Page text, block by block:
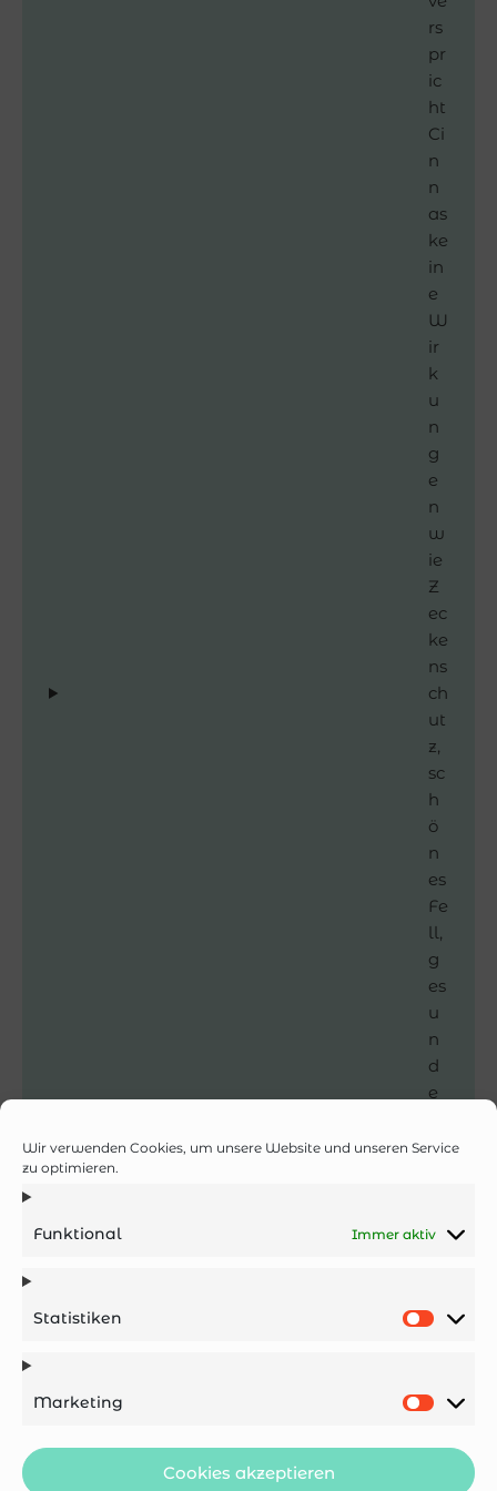
Wir verwenden Cookies, um unsere Website und unseren Service
zu optimieren.
Funktional Immer aktiv
Statistiken
Marketing
Cookies akzeptieren
rs
pr
ic
ht
Ci
n
n
as
ke
in
e
W
ir
k
u
n
g
e
n
w
ie
Z
ec
ke
ns
ch
ut
z,
sc
h
ö
n
es
Fe
ll,
g
es
u
n
d
e
el
ke
d
d
ei